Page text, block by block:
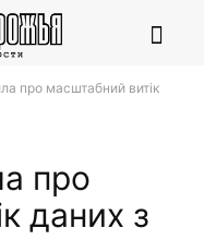
про масштабний витік
про
даних з